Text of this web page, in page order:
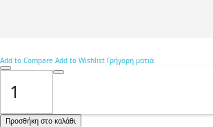
Add to Compare Add to Wishlist Γρήγορη ματιά
Προσθήκη στο καλάθι